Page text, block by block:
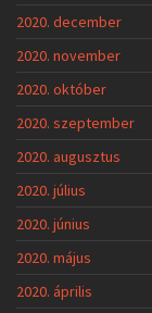
2020. december
2020. november
2020. október
2020. szeptember
2020. augusztus
2020. július
2020. június
2020. május
2020. április